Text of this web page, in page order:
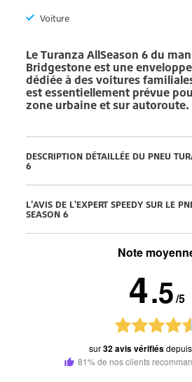
Voiture
LeTuranza AllSeason 6 du
Bridgestone est une
dédiée à des voitures
est essentiellement prévue
zone urbaine et sur autoroute.
DESCRIPTION DÉTAILLÉE DU PNEU
6
L'AVIS DE L'EXPERT SPEEDY SUR LE
SEASON 6
Note
4.5/5
sur32 avis vérifiés
81% de nos clients